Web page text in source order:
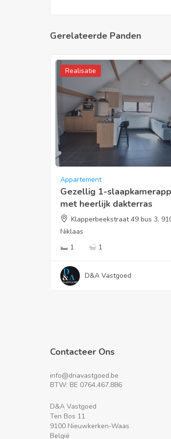
Gerelateerde Panden
Realisatie
Appartement
Gezellig 1-
met heerlijk dakterras
Klapperbeekstraat 49 bus 3,
Niklaas
1
1
D&A Vastgoed
Contacteer Ons
info@dnavastgoed.be
BTW: BE 0764.467.886
D&A Vastgoed
Ten Bos 11
9100 Nieuwkerken-Waas
België